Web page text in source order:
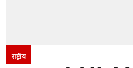
राष्ट्रीय